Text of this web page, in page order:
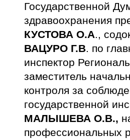
Государственной
здравоохранения
КУСТОВА О.А.,
ВАЦУРО Г.В. по
инспектор
заместитель
контроля за
государственной
МАЛЫШЕВА О.В.,
профессиональных